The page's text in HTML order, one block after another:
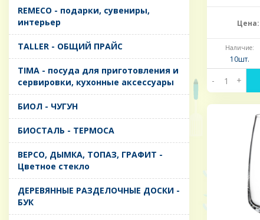
REMECO - подарки, сувениры,
интерьер
TALLER - ОБЩИЙ ПРАЙС
TIMA - посуда для приготовления и
сервировки, кухонные аксессуары
БИОЛ - ЧУГУН
БИОСТАЛЬ - ТЕРМОСА
ВЕРСО, ДЫМКА, ТОПАЗ, ГРАФИТ -
Цветное стекло
ДЕРЕВЯННЫЕ РАЗДЕЛОЧНЫЕ ДОСКИ -
БУК
Цена:
Наличие:
10шт.
- +